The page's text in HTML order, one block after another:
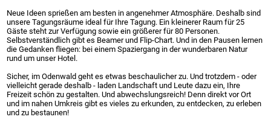
Neue Ideen sprießen am besten in angenehmer Atmosphäre. Deshalb sind
unsere Tagungsräume ideal für Ihre Tagung. Ein kleinerer Raum für 25
Gäste steht zur Verfügung sowie ein größerer für 80 Personen.
Selbstverständlich gibt es Beamer und Flip-Chart. Und in den Pausen lernen
die Gedanken fliegen: bei einem Spaziergang in der wunderbaren Natur
rund um unser Hotel.
Sicher, im Odenwald geht es etwas beschaulicher zu. Und trotzdem - oder
vielleicht gerade deshalb - laden Landschaft und Leute dazu ein, Ihre
Freizeit schön zu gestalten. Und abwechslungsreich! Denn direkt vor Ort
und im nahen Umkreis gibt es vieles zu erkunden, zu entdecken, zu erleben
und zu bestaunen!